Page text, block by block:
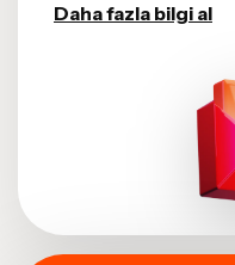
Daha fazla bilgi al